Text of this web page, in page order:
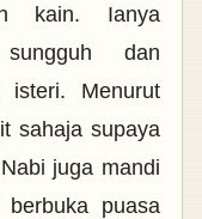
kain. Ianya
sungguh dan
isteri. Menurut
sahaja supaya
juga mandi
puasa